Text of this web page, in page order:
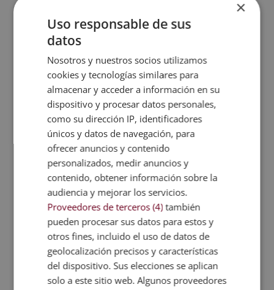
Iniciativa.
Planificación.
Adaptabilidad.
Habilidades sociales.
Honestidad.
Trabajo en equipo.
Orientación a resultados.
¿Cuánto cobra un asesor
inmobiliario?
sueldo del asesor inmobiliario
según la experiencia, la zona en la que trabaje y el
tipo de empresa o agencia para la que colabore. En
España, el sueldo medio de un asesor inmobiliario
suele situarse
brutos anuales, aunque muchos profesionales
trabajan a comisión, lo que puede aumentar
significativamente sus ingresos. En este caso, el
×
Uso responsable de sus
datos
Nosotros y nuestros socios utilizamos
cookies y tecnologías similares para
almacenar y acceder a información en su
dispositivo y procesar datos personales,
como su dirección IP, identificadores
únicos y datos de navegación, para
ofrecer anuncios y contenido
personalizados, medir anuncios y
contenido, obtener información sobre la
audiencia y mejorar los servicios.
Proveedores de terceros (4) también
pueden procesar sus datos para estos y
otros fines, incluido el uso de datos de
geolocalización precisos y características
del dispositivo. Sus elecciones se aplican
solo a este sitio web. Algunos proveedores